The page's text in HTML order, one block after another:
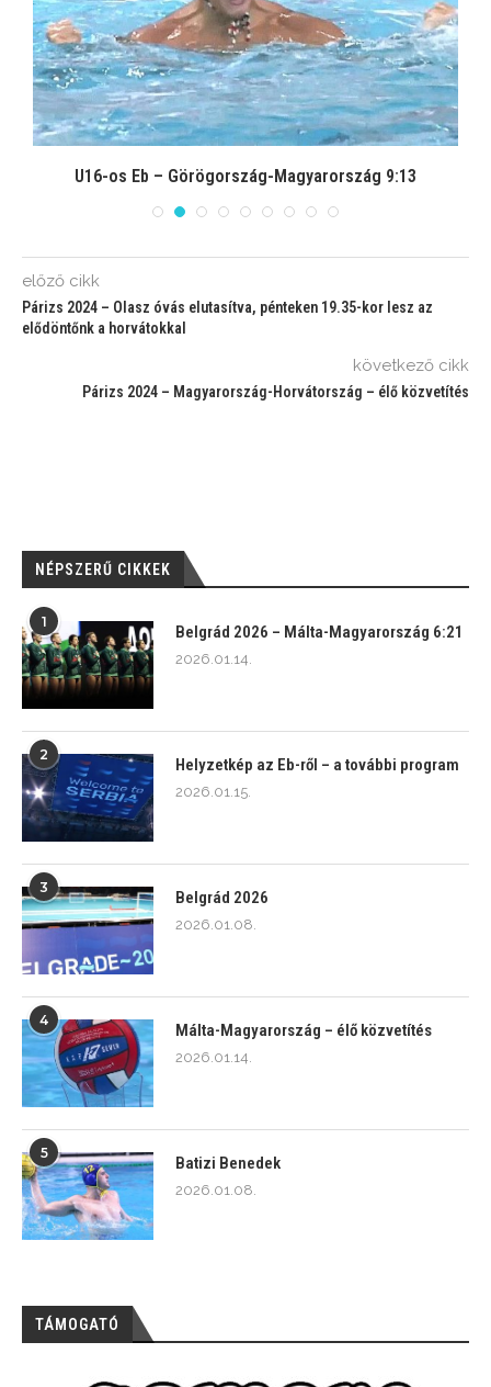
U16-os Eb – Görögország-Magyarország 9:13
előző cikk
Párizs 2024 – Olasz óvás elutasítva, pénteken 19.35-kor lesz az
elődöntőnk a horvátokkal
következő cikk
Párizs 2024 – Magyarország-Horvátország – élő közvetítés
NÉPSZERŰ CIKKEK
1
Belgrád 2026 – Málta-Magyarország 6:21
2026.01.14.
2
Helyzetkép az Eb-ről – a további program
2026.01.15.
3
Belgrád 2026
2026.01.08.
4
Málta-Magyarország – élő közvetítés
2026.01.14.
5
Batizi Benedek
2026.01.08.
TÁMOGATÓ